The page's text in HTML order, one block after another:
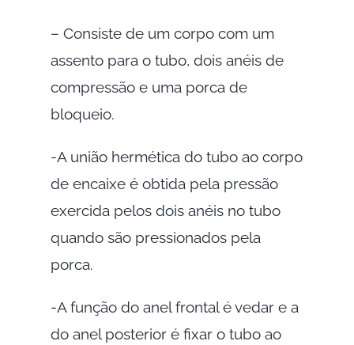
– Consiste de um corpo com um
assento para o tubo, dois anéis de
compressão e uma porca de
bloqueio.
-A união hermética do tubo ao corpo
de encaixe é obtida pela pressão
exercida pelos dois anéis no tubo
quando são pressionados pela
porca.
-A função do anel frontal é vedar e a
do anel posterior é fixar o tubo ao